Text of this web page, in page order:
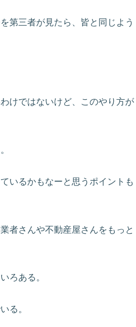
第三者が見たら、皆と同じよう
けではないけど、このやり方が
いるかもなーと思うポイントも
者さんや不動産屋さんをもっと
ろある。
る。